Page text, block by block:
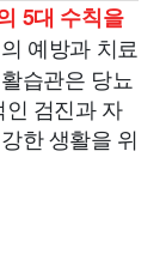
5대 수칙을
예방과 치료
습관은 당뇨
검진과 자
한 생활을 위